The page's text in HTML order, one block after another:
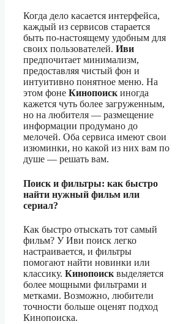
Когда дело касается интерфейса,
каждый из сервисов старается
быть по-настоящему удобным для
своих пользователей. Иви
предпочитает минимализм,
предоставляя чистый фон и
интуитивно понятное меню. На
этом фоне Кинопоискиногда
кажется чуть более загруженным,
но на любителя — размещение
информации продумано до
мелочей. Оба сервиса имеют свои
изюминки, но какой из них вам по
душе — решать вам.
Поиск и фильтры: как быстро
найти нужный фильм или
сериал?
Как быстро отыскать тот самый
фильм? У Иви поиск легко
настраивается, и фильтры
помогают найти новинки или
классику. Кинопоиск выделяется
более мощными фильтрами и
метками. Возможно, любители
точности больше оценят подход
Кинопоиска.